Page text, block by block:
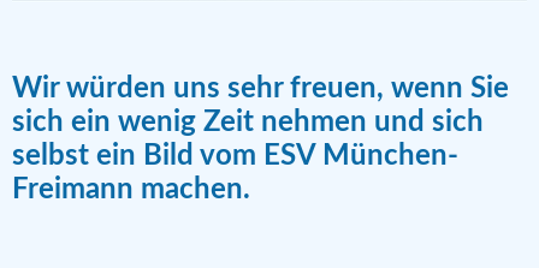
Wir würden uns sehr freuen, wenn Sie
sich ein wenig Zeit nehmen und sich
selbst ein Bild vom ESV München-
Freimann machen.